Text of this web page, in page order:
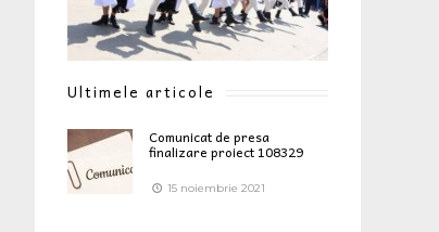
Ultimele articole
Comunicat de presa
finalizare proiect 108329
15 noiembrie 2021